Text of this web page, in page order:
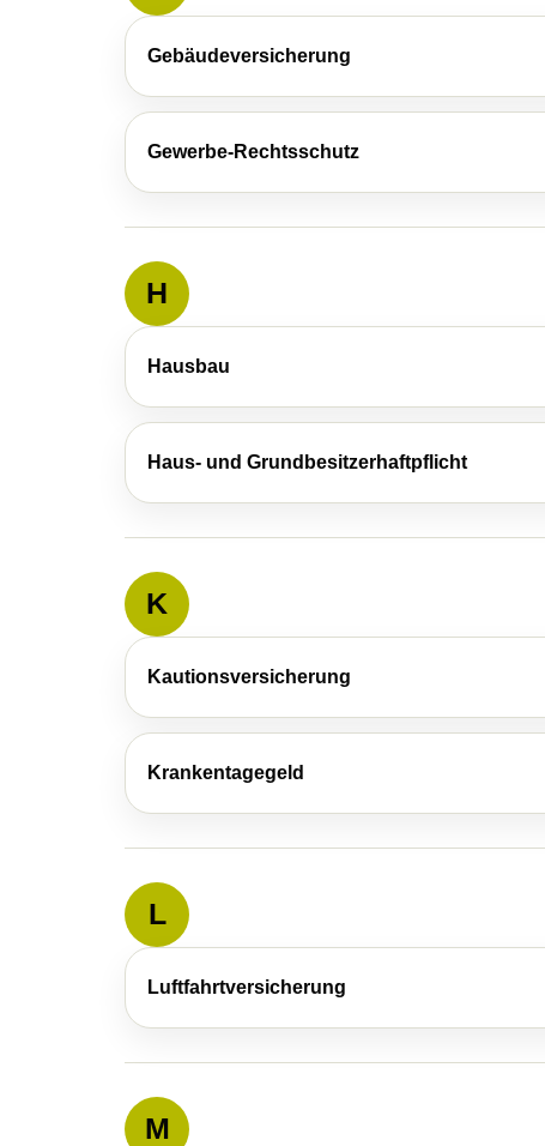
Gebäudeversicherung
Gewerbe-Rechtsschutz
H
Hausbau
Haus- und Grundbesitzerhaftpflicht
K
Kautionsversicherung
Krankentagegeld
L
Luftfahrtversicherung
M